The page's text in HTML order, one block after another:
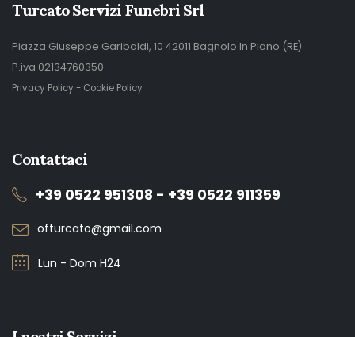
Turcato Servizi Funebri Srl
Piazza Giuseppe Garibaldi, 10 42011 Bagnolo In Piano (RE)
P.iva 02134760350
Privacy Policy- Cookie Policy
Contattaci
+39 0522 951308 - +39 0522 911359
ofturcato@gmail.com
Lun - Dom H24